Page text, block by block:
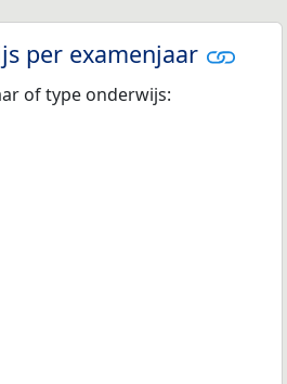
per examenjaar
of type onderwijs: